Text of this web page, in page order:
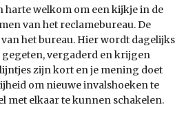
harte welkom om een kijkje in de
van het reclamebureau. De
het bureau. Hier wordt dagelijks
gegeten, vergaderd en krijgen
zijn kort en je mening doet
om nieuwe invalshoeken te
met elkaar te kunnen schakelen.